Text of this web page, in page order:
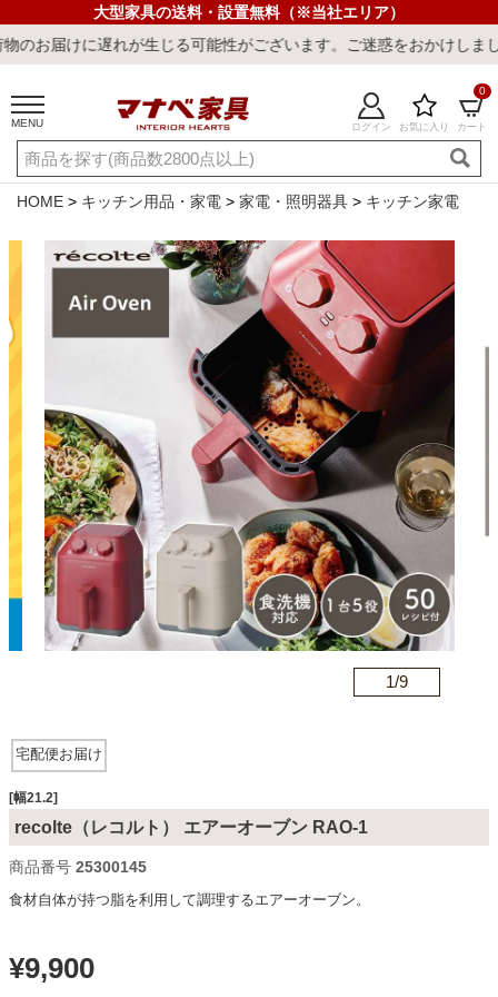
大型家具の送料・設置無料（※当社エリア）
が生じる可能性がございます。ご迷惑をおかけしまして誠に申し
MENU ログイン お気に入り カート
0
ご利用ガイド 新規会員登録
店舗一覧 閲覧履歴
キーワード・商品番号で探す
最短発送 冷感ラグ 冷感寝具 ワークデスク ウィルトンラ
カテゴリから探す
ソファ
椅子・チェア
食器棚・キッチン収納
HOME キッチン用品・家電 家電・照明器具 キッチン家電
1/9
宅配便お届け
[幅21.2]
recolte（レコルト） エアーオーブン RAO-1
商品番号 25300145
食材自体が持つ脂を利用して調理するエアーオーブン。
¥9,900